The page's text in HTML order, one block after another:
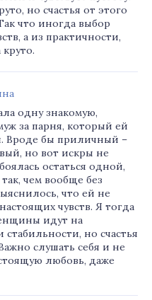
но счастья от этого
что иногда выбор
а из практичности,
круто.
одну знакомую,
за парня, который ей
Вроде бы приличный –
но вот искры не
остаться одной,
чем вообще без
что ей не
чувств. Я тогда
идут на
но счастья
слушать себя и не
любовь, даже